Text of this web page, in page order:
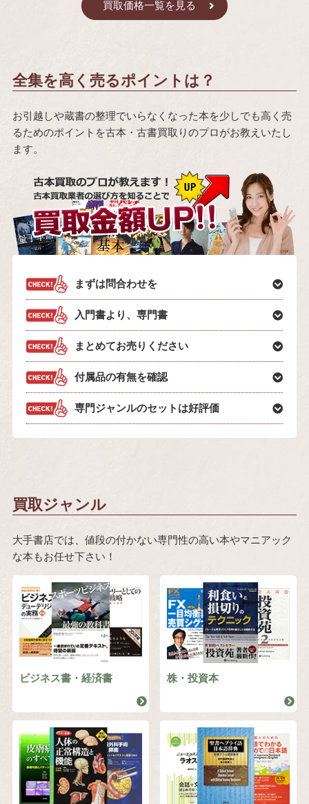
買取価格一覧を見る
全集を高く売るポイントは？
お引越しや蔵書の整理でいらなくなった本を少しでも高く売
るためのポイントを古本・古書買取りのプロがお教えいたし
ます。
まずは問合わせを
入門書より、専門書
まとめてお売りください
付属品の有無を確認
専門ジャンルのセットは好評価
買取ジャンル
大手書店では、値段の付かない専門性の高い本やマニアック
な本もお任せ下さい！
ビジネス書・経済書 株・投資本